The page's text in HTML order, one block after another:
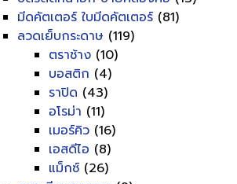
มีดคัตเตอร์ ใบมีดคัตเตอร์ (81)
ลวดเย็บกระดาษ (119)
ตราช้าง (10)
บอสติก (4)
ราปิด (43)
อโรม่า (11)
เมอร์คิว (16)
เอสดีไอ (8)
แม็กซ์ (26)